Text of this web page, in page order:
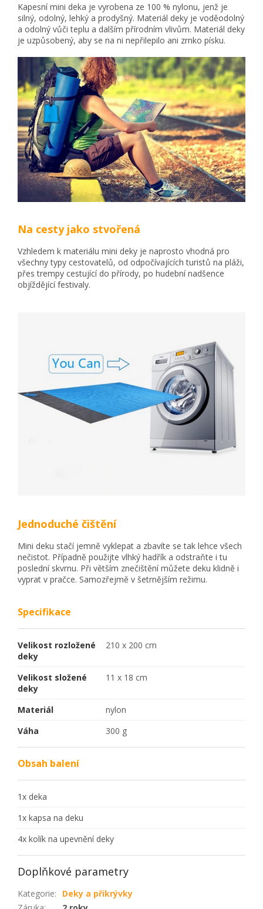
Kapesní mini deka je vyrobena ze 100 % nylonu, jenž je
silný, odolný, lehký a prodyšný. Materiál deky je voděodolný
a odolný vůči teplu a dalším přírodním vlivům. Materiál deky
je uzpůsobený, aby se na ni nepřilepilo ani zrnko písku.
Na cesty jako stvořená
Vzhledem k materiálu mini deky je naprosto vhodná pro
všechny typy cestovatelů, od odpočívajících turistů na pláži,
přes trempy cestující do přírody, po hudební nadšence
objíždějící festivaly.
Jednoduché čištění
Mini deku stačí jemně vyklepat a zbavíte se tak lehce všech
nečistot. Případně použijte vlhký hadřík a odstraňte i tu
poslední skvrnu. Při větším znečištění můžete deku klidně i
vyprat v pračce. Samozřejmě v šetrnějším režimu.
Specifikace
Velikost rozložené
deky
210 x 200 cm
Velikost složené
deky
11 x 18 cm
Materiál
nylon
Váha
300 g
Obsah balení
1x deka
1x kapsa na deku
4x kolík na upevnění deky
Doplňkové parametry
Kategorie:
Deky a přikrývky